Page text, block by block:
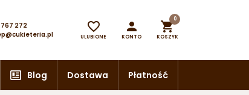
767 272

ULUBIONE

KONTO

0
KOSZYK
Blog Dostawa Płatność